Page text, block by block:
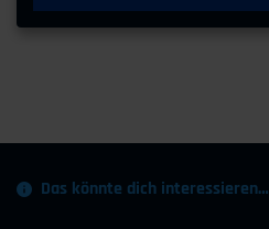
Das könnte dich interessieren…